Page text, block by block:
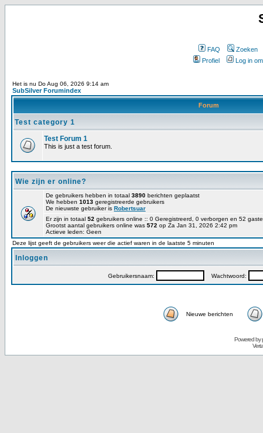
FAQ
Zoeken
Profiel
Log in
Het is nu Do Aug 06, 2026 9:14 am
SubSilver Forumindex
Forum
Test category 1
Test Forum 1
This is just a test forum.
Wie zijn er online?
De gebruikers hebben in totaal 3890 berichten geplaatst
We hebben 1013 geregistreerde gebruikers
De nieuwste gebruiker is Robertsuar
Er zijn in totaal 52 gebruikers online :: 0 Geregistreerd, 0 verborgen en 52
Grootst aantal gebruikers online was 572 op Za Jan 31, 2026 2:42 pm
Actieve leden: Geen
Deze lijst geeft de gebruikers weer die actief waren in de laatste 5 minuten
Inloggen
Gebruikersnaam: Wachtwoord:
Nieuwe berichten
Powered by